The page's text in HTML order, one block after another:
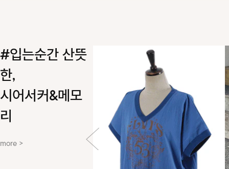
#입는순간 산뜻
한,
시어서커&메모
리
more >